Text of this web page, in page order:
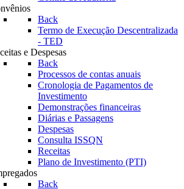
Back
Termo de Execução Descentralizada
- TED
e Despesas
Back
Processos de contas anuais
Cronologia de Pagamentos de
Investimento
Demonstrações financeiras
Diárias e Passagens
Despesas
Consulta ISSQN
Receitas
Plano de Investimento (PTI)
Back